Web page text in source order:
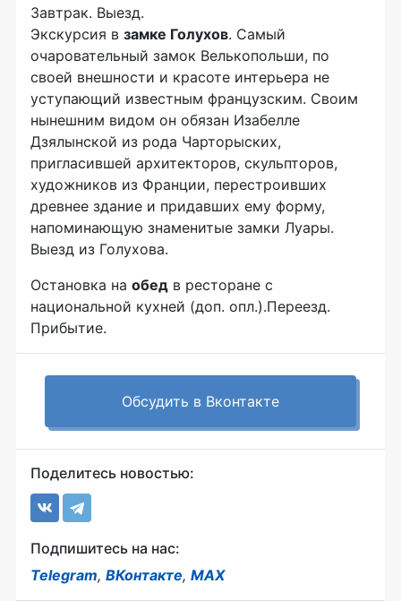
Завтрак. Выезд.
Экскурсия в замке Голухов. Самый
очаровательный замок Велькопольши, по
своей внешности и красоте интерьера не
уступающий известным французским. Своим
нынешним видом он обязан Изабелле
Дзялынской из рода Чарторыских,
пригласившей архитекторов, скульпторов,
художников из Франции, перестроивших
древнее здание и придавших ему форму,
напоминающую знаменитые замки Луары.
Выезд из Голухова.
Остановка на обед в ресторане с
национальной кухней (доп. опл.).Переезд.
Прибытие.
Обсудить в Вконтакте
Поделитесь новостью:
Подпишитесь на нас:
Telegram, ВКонтакте, MAX